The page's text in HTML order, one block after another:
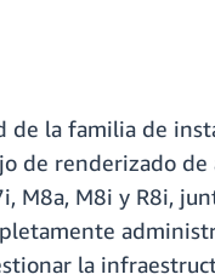
la familia de
de renderizado
M8a, M8i y R8i,
la